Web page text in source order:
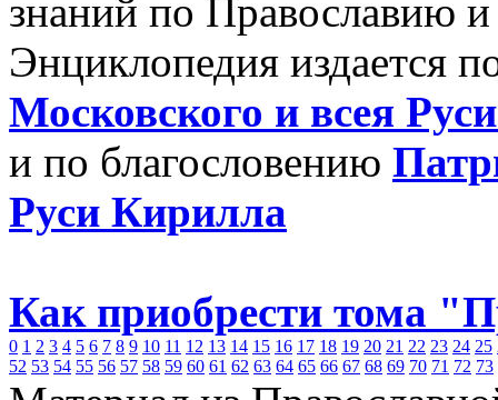
знаний по Православию
Энциклопедия издается
Московского и всея
и по благословению
Руси Кирилла
Как приобрести тома
0 1 2 3 4 5 6 7 8 9 10 11 12 13 14 15 16 17 18 19 20 21 22 23 24 25
52 53 54 55 56 57 58 59 60 61 62 63 64 65 66 67 68 69 70 71 72 73